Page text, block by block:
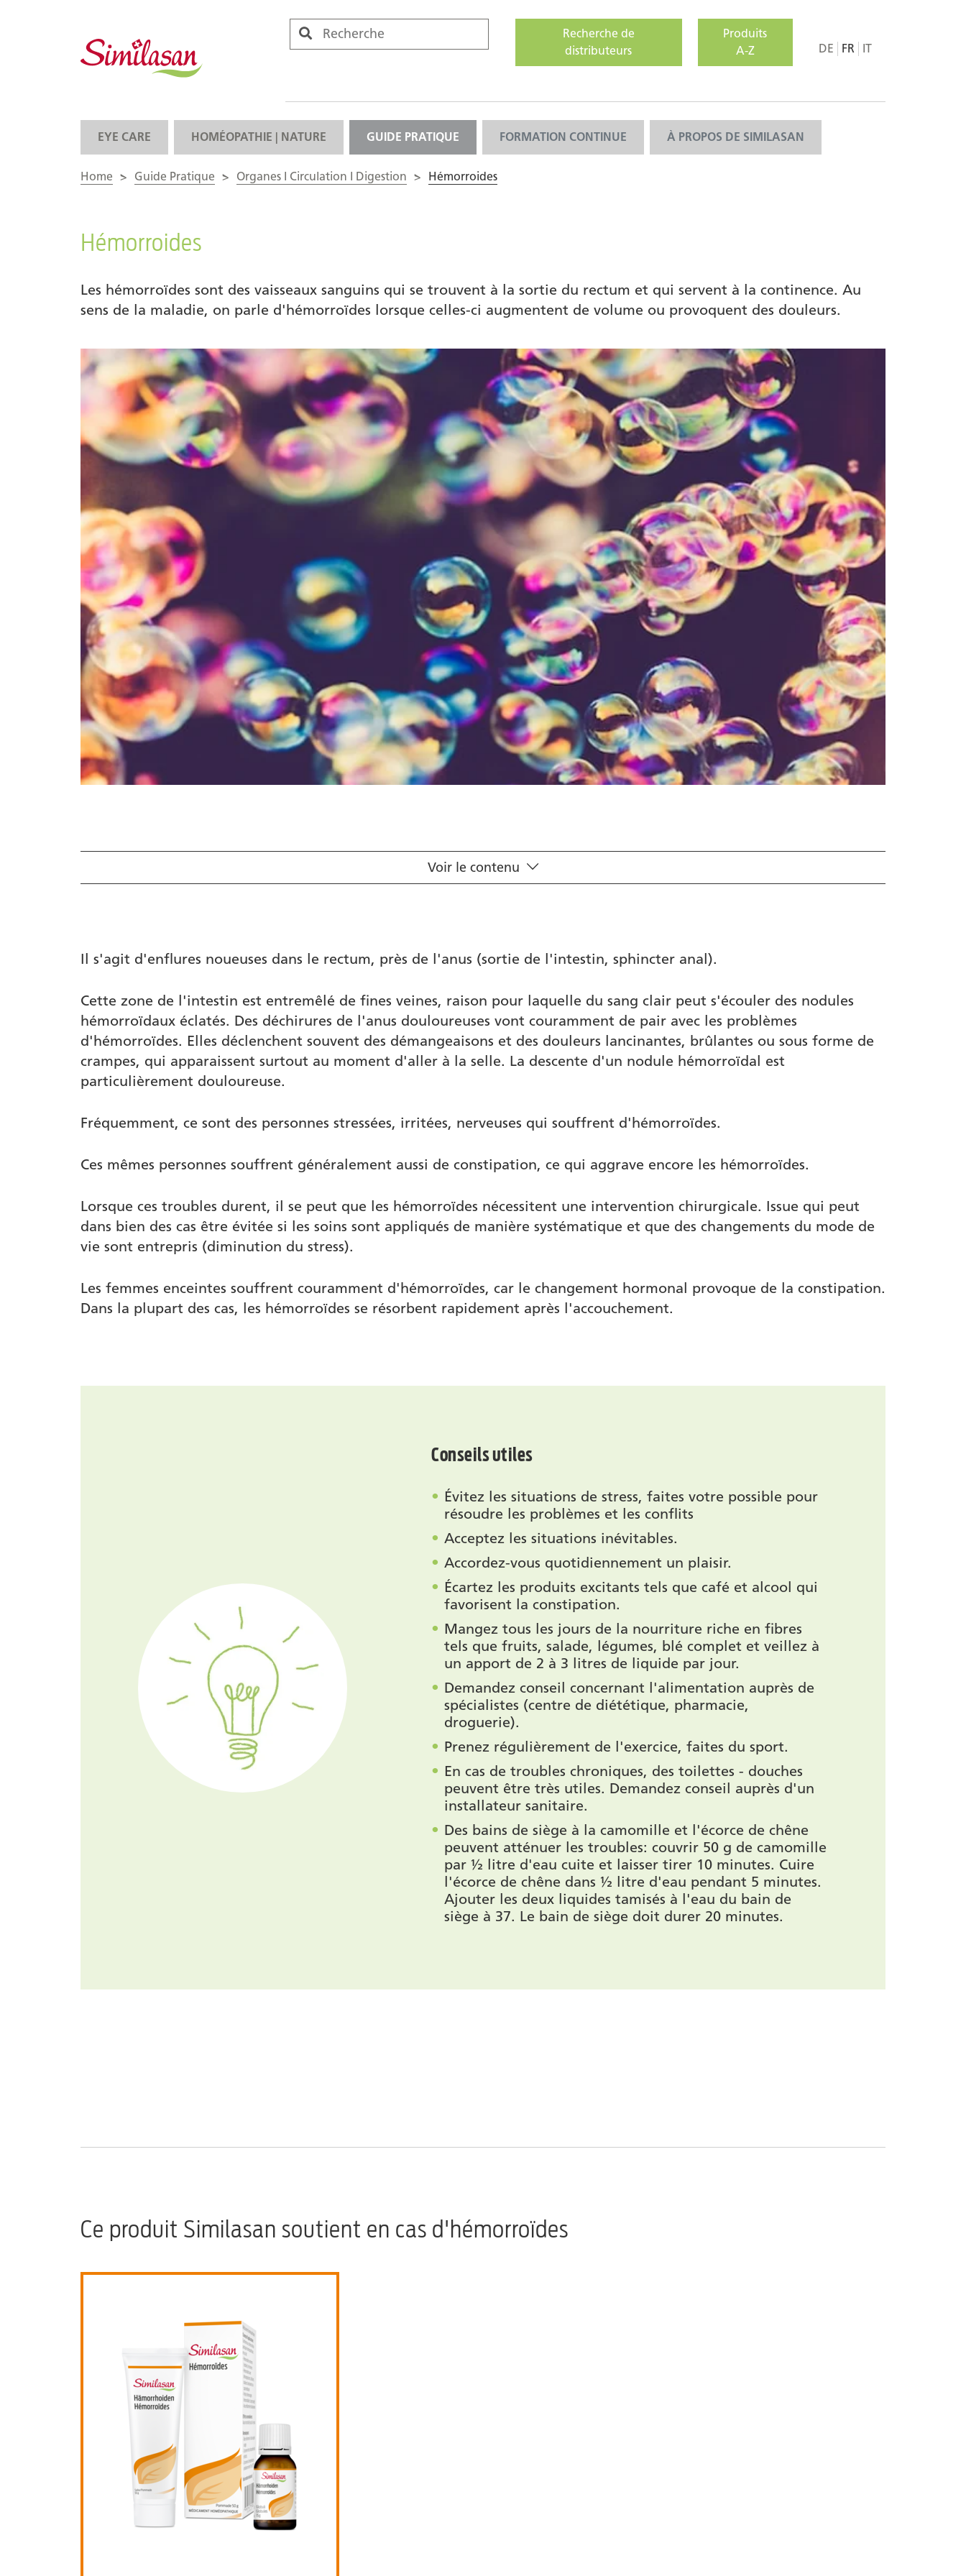
Recherche de
distributeurs
Produits
A-Z
DE FR IT
EYE CARE HOMÉOPATHIE | NATURE GUIDE PRATIQUE FORMATION CONTINUE À PROPOS DE SIMILASAN
Home > Guide Pratique > Organes I Circulation I Digestion > Hémorroides
Hémorroides
Les hémorroïdes sont des vaisseaux sanguins qui se trouvent à la sortie du rectum et qui servent à la continence. Au
sens de la maladie, on parle d'hémorroïdes lorsque celles-ci augmentent de volume ou provoquent des douleurs.
Voir le contenu
Il s'agit d'enflures noueuses dans le rectum, près de l'anus (sortie de l'intestin, sphincter anal).
Cette zone de l'intestin est entremêlé de fines veines, raison pour laquelle du sang clair peut s'écouler des nodules
hémorroïdaux éclatés. Des déchirures de l'anus douloureuses vont couramment de pair avec les problèmes
d'hémorroïdes. Elles déclenchent souvent des démangeaisons et des douleurs lancinantes, brûlantes ou sous forme de
crampes, qui apparaissent surtout au moment d'aller à la selle. La descente d'un nodule hémorroïdal est
particulièrement douloureuse.
Fréquemment, ce sont des personnes stressées, irritées, nerveuses qui souffrent d'hémorroïdes.
Ces mêmes personnes souffrent généralement aussi de constipation, ce qui aggrave encore les hémorroïdes.
Lorsque ces troubles durent, il se peut que les hémorroïdes nécessitent une intervention chirurgicale. Issue qui peut
dans bien des cas être évitée si les soins sont appliqués de manière systématique et que des changements du mode de
vie sont entrepris (diminution du stress).
Les femmes enceintes souffrent couramment d'hémorroïdes, car le changement hormonal provoque de la constipation.
Dans la plupart des cas, les hémorroïdes se résorbent rapidement après l'accouchement.
Conseils utiles
Évitez les situations de stress, faites votre possible pour
résoudre les problèmes et les conflits
Acceptez les situations inévitables.
Accordez-vous quotidiennement un plaisir.
Écartez les produits excitants tels que café et alcool qui
favorisent la constipation.
Mangez tous les jours de la nourriture riche en fibres
tels que fruits, salade, légumes, blé complet et veillez à
un apport de 2 à 3 litres de liquide par jour.
Demandez conseil concernant l'alimentation auprès de
spécialistes (centre de diététique, pharmacie,
droguerie).
Prenez régulièrement de l'exercice, faites du sport.
En cas de troubles chroniques, des toilettes - douches
peuvent être très utiles. Demandez conseil auprès d'un
installateur sanitaire.
Des bains de siège à la camomille et l'écorce de chêne
peuvent atténuer les troubles: couvrir 50 g de camomille
par ½ litre d'eau cuite et laisser tirer 10 minutes. Cuire
l'écorce de chêne dans ½ litre d'eau pendant 5 minutes.
Ajouter les deux liquides tamisés à l'eau du bain de
siège à 37. Le bain de siège doit durer 20 minutes.
Ce produit Similasan soutient en cas d'hémorroïdes
Similasan Hémorroïdes